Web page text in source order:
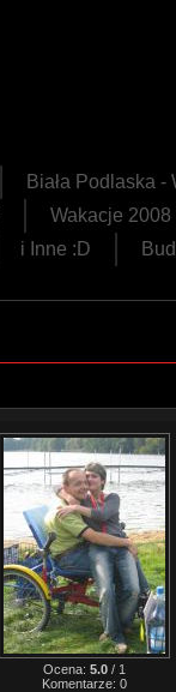
Biała Podlaska
Wakacje 2008
i Inne :D
Ocena: 5.0/ 1
Komentarze: 0